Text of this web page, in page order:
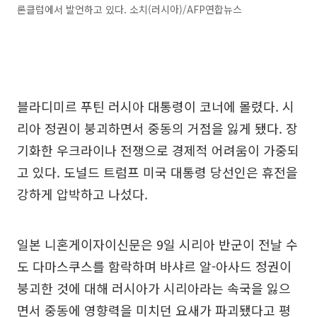
론클럽에서 발언하고 있다. 소치(러시아)/AFP연합뉴스
블라디미르 푸틴 러시아 대통령이 코너에 몰렸다. 시
리아 정권이 붕괴하면서 중동의 거점을 잃게 됐다. 장
기화한 우크라이나 전쟁으로 경제적 어려움이 가중되
고 있다. 도널드 트럼프 미국 대통령 당선인은 휴전을
강하게 압박하고 나섰다.
일본 니혼게이자이신문은 9일 시리아 반군이 전날 수
도 다마스쿠스를 함락하며 바샤르 알-아사드 정권이
붕괴한 것에 대해 러시아가 시리아라는 속국을 잃으
면서 중동에 영향력을 미치던 요새가 파괴됐다고 평